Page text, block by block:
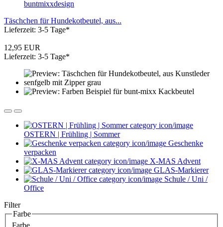
Täschchen für Hundekotbeutel, aus...
Lieferzeit: 3-5 Tage*
12,95 EUR
Lieferzeit: 3-5 Tage*
OSTERN | Frühling | Sommer
Geschenke
verpacken
X-MAS Advent
GLAS-Markierer
Schule / Uni /
Office
Filter
Farbe